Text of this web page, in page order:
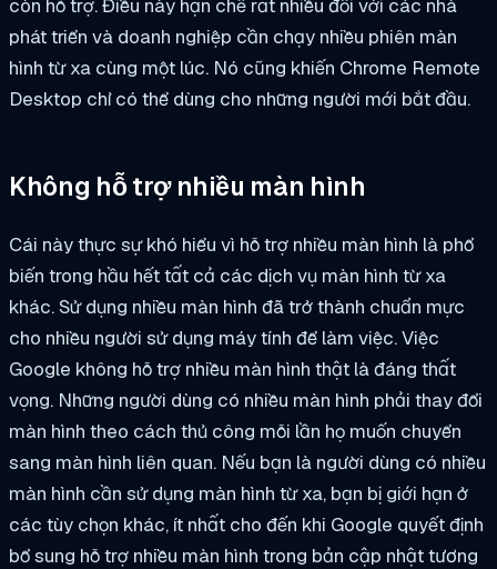
còn hỗ trợ. Điều này hạn chế rất nhiều đối với các nhà
phát triển và doanh nghiệp cần chạy nhiều phiên màn
hình từ xa cùng một lúc. Nó cũng khiến Chrome Remote
Desktop chỉ có thể dùng cho những người mới bắt đầu.
Không hỗ trợ nhiều màn hình
Cái này thực sự khó hiểu vì hỗ trợ nhiều màn hình là phổ
biến trong hầu hết tất cả các dịch vụ màn hình từ xa
khác. Sử dụng nhiều màn hình đã trở thành chuẩn mực
cho nhiều người sử dụng máy tính để làm việc. Việc
Google không hỗ trợ nhiều màn hình thật là đáng thất
vọng. Những người dùng có nhiều màn hình phải thay đổi
màn hình theo cách thủ công mỗi lần họ muốn chuyển
sang màn hình liên quan. Nếu bạn là người dùng có nhiều
màn hình cần sử dụng màn hình từ xa, bạn bị giới hạn ở
các tùy chọn khác, ít nhất cho đến khi Google quyết định
bổ sung hỗ trợ nhiều màn hình trong bản cập nhật tương